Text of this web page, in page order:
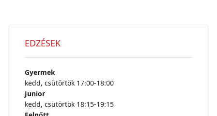
EDZÉSEK
Gyermek
kedd, csütörtök 17:00-18:00
Junior
kedd, csütörtök 18:15-19:15